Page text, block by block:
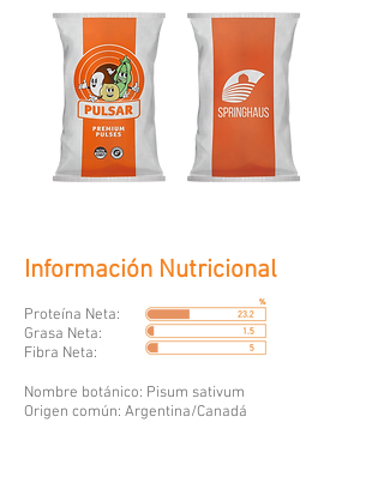
Información Nutricional
Proteína Neta:
Grasa Neta:
Fibra Neta:
Nombre botánico: Pisum sativum
Origen común: Argentina/Canadá